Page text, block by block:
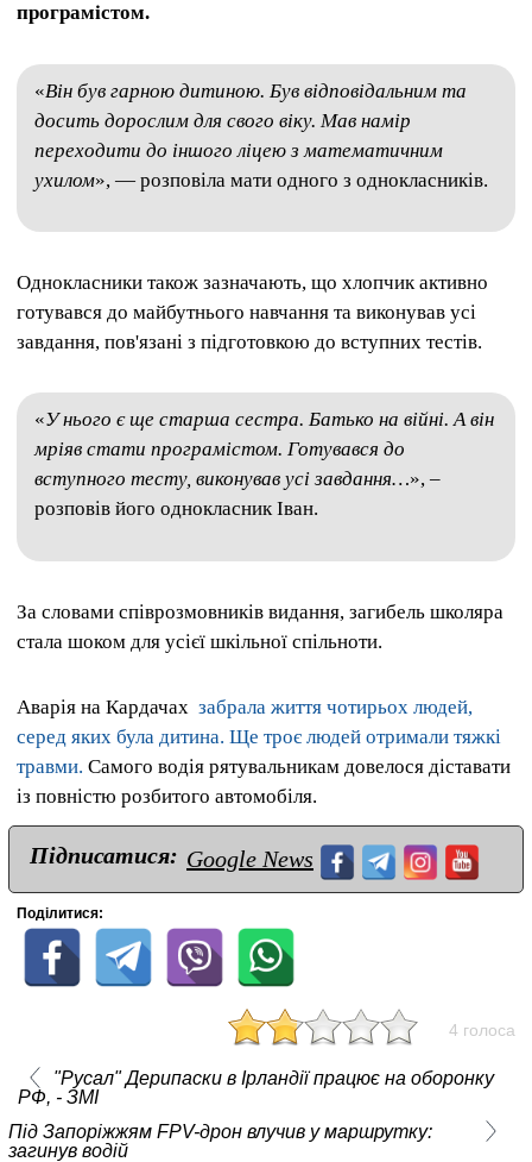
програмістом.
«Він був гарною дитиною. Був відповідальним та
досить дорослим для свого віку. Мав намір
переходити до іншого ліцею з математичним
ухилом», — розповіла мати одного з однокласників.
Однокласники також зазначають, що хлопчик активно
готувався до майбутнього навчання та виконував усі
завдання, пов'язані з підготовкою до вступних тестів.
«У нього є ще старша сестра. Батько на війні. А він
мріяв стати програмістом. Готувався до
вступного тесту, виконував усі завдання…», –
розповів його однокласник Іван.
За словами співрозмовників видання, загибель школяра
стала шоком для усієї шкільної спільноти.
Аварія на Кардачах забрала життя чотирьох людей,
серед яких була дитина. Ще троє людей отримали тяжкі
травми. Самого водія рятувальникам довелося діставати
із повністю розбитого автомобіля.
Підписатися: Google News
Поділитися:
4 голоса
"Русал" Дерипаски в Ірландії працює на оборонку
РФ, - ЗМІ
Під Запоріжжям FPV-дрон влучив у маршрутку:
загинув водій